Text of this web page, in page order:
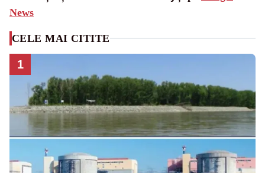
News
CELE MAI CITITE
1